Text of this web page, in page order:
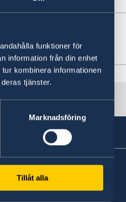
funktioner för
information från din enhet
kombinera informationen
tjänster.
Marknadsföring
Tillåt alla